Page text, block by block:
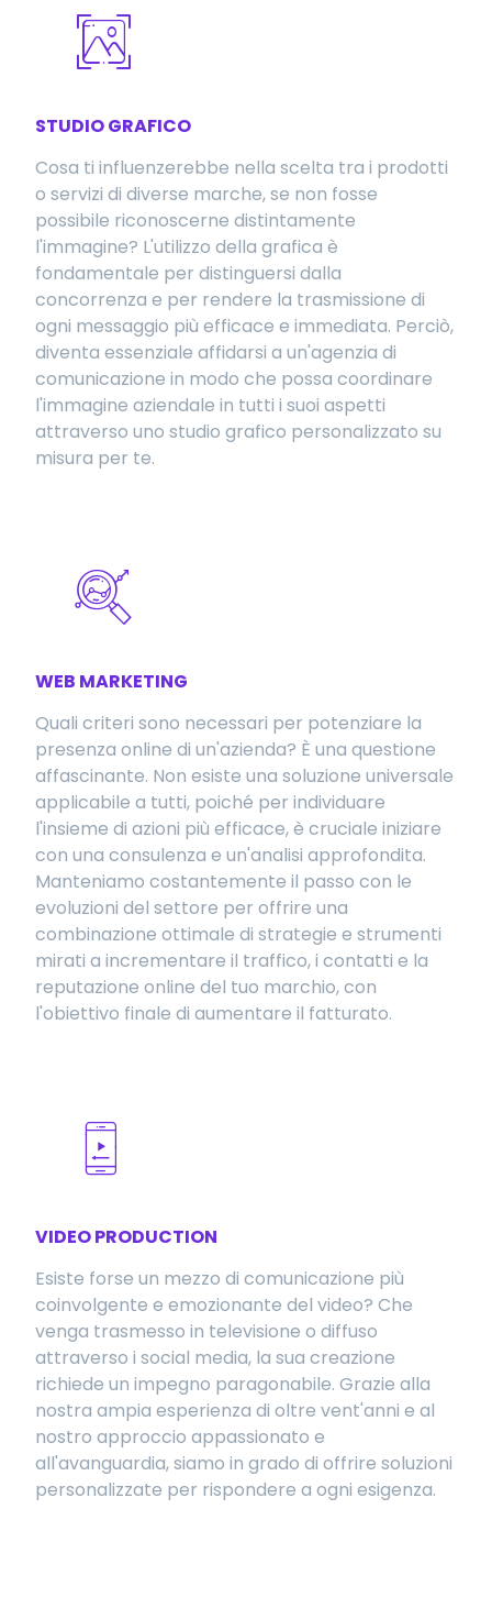
STUDIO GRAFICO
Cosa ti influenzerebbe nella scelta tra i prodotti
o servizi di diverse marche, se non fosse
possibile riconoscerne distintamente
l'immagine? L'utilizzo della grafica è
fondamentale per distinguersi dalla
concorrenza e per rendere la trasmissione di
ogni messaggio più efficace e immediata. Perciò,
diventa essenziale affidarsi a un'agenzia di
comunicazione in modo che possa coordinare
l'immagine aziendale in tutti i suoi aspetti
attraverso uno studio grafico personalizzato su
misura per te.
WEB MARKETING
Quali criteri sono necessari per potenziare la
presenza online di un'azienda? È una questione
affascinante. Non esiste una soluzione universale
applicabile a tutti, poiché per individuare
l'insieme di azioni più efficace, è cruciale iniziare
con una consulenza e un'analisi approfondita.
Manteniamo costantemente il passo con le
evoluzioni del settore per offrire una
combinazione ottimale di strategie e strumenti
mirati a incrementare il traffico, i contatti e la
reputazione online del tuo marchio, con
l'obiettivo finale di aumentare il fatturato.
VIDEO PRODUCTION
Esiste forse un mezzo di comunicazione più
coinvolgente e emozionante del video? Che
venga trasmesso in televisione o diffuso
attraverso i social media, la sua creazione
richiede un impegno paragonabile. Grazie alla
nostra ampia esperienza di oltre vent'anni e al
nostro approccio appassionato e
all'avanguardia, siamo in grado di offrire soluzioni
personalizzate per rispondere a ogni esigenza.